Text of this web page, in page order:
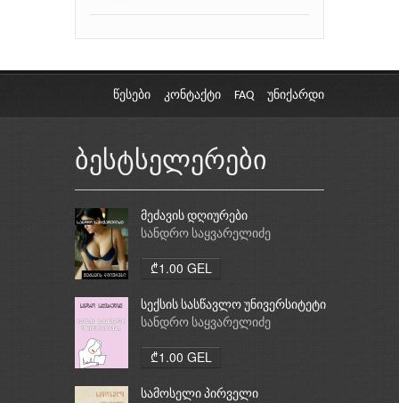
წესები კონტაქტი FAQ უნიქარდი
ბესტსელერები
მეძავის დღიურები
სანდრო საყვარელიძე
₾1.00 GEL
სექსის სასწავლო უნივერსიტეტი
სანდრო საყვარელიძე
₾1.00 GEL
სამოსელი პირველი